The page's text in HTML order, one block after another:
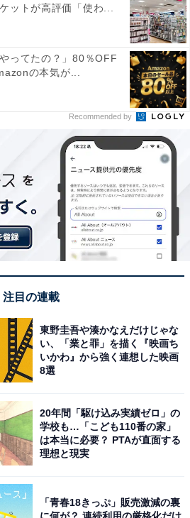
ットが高評価「使わ...
ってたの？」80％OFF
の本気が...
Recommended by
注目の連載
東野圭吾や湊かなえだけじゃな
い、「業と罪」を描く『映画ち
いかわ』から強く連想した映画
8選
20年間「駆け込み実績ゼロ」の
学校も…「こども110番の家」
は本当に必要？ PTAが直面する
理想と現実
「青春18きっぷ」販売激減の裏